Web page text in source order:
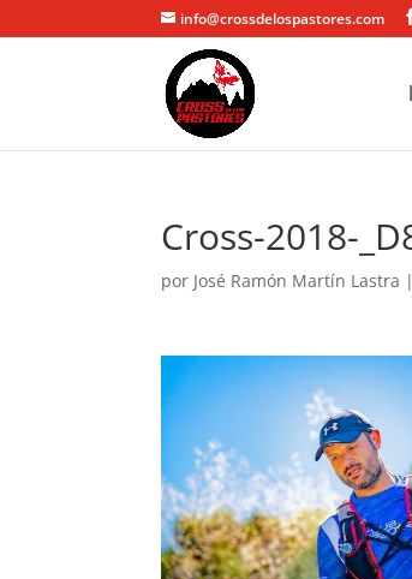
info@crossdelospastores.com
Cross-2018-
por José Ramón Martín Lastra |